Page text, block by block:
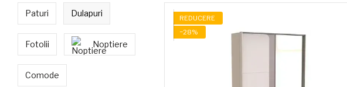
REDUCERE
−28%
Paturi Dulapuri
Fotolii Noptiere
Comode